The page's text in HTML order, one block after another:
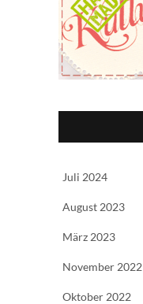
Juli 2024
August 2023
März 2023
November 2022
Oktober 2022